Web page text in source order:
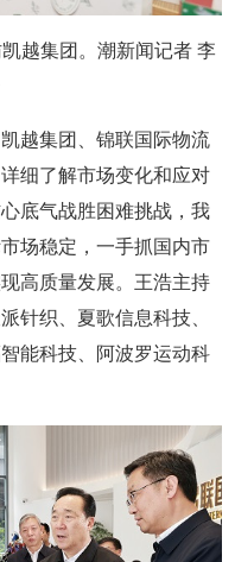
越集团。潮新闻记者 李
越集团、锦联国际物流
细了解市场变化和应对
底气战胜困难挑战，我
场稳定，一手抓国内市
高质量发展。王浩主持
针织、夏歌信息科技、
能科技、阿波罗运动科